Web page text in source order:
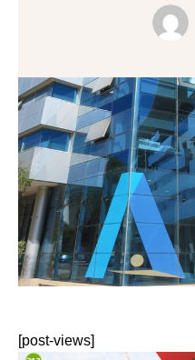
[post-views]